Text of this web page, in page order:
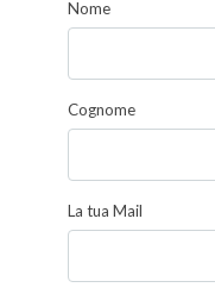
Nome
Cognome
La tua Mail